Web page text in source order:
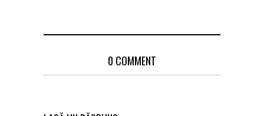
0 COMMENT